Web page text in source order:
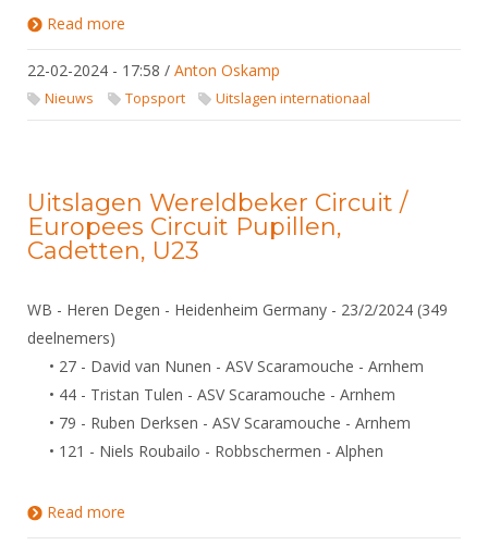
Read more
22-02-2024 - 17:58 / Anton Oskamp
Nieuws Topsport Uitslagen internationaal
Uitslagen Wereldbeker Circuit /
Europees Circuit Pupillen,
Cadetten, U23
WB - Heren Degen - Heidenheim Germany - 23/2/2024 (349
deelnemers)
• 27 - David van Nunen - ASV Scaramouche - Arnhem
• 44 - Tristan Tulen - ASV Scaramouche - Arnhem
• 79 - Ruben Derksen - ASV Scaramouche - Arnhem
• 121 - Niels Roubailo - Robbschermen - Alphen
Read more